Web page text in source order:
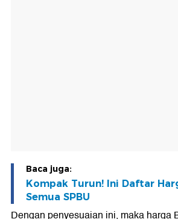
Baca juga:
Kompak Turun! Ini Daftar
Semua SPBU
Dengan penyesuaian ini, maka harga